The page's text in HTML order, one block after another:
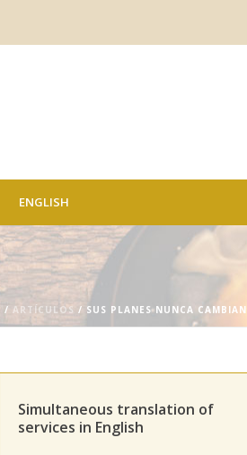
ENGLISH
/ ARTÍCULOS / SUS PLANES NUNCA CAMBIAN
Simultaneous translation of
services in English